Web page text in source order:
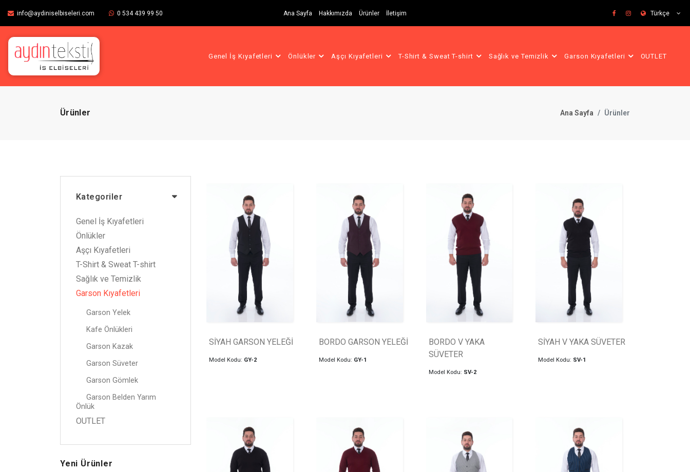
info@aydiniselbiseleri.com 0 534 439 99 50 Ana Sayfa Hakkımızda Ürünler İletişim Türkçe
Genel İş Kıyafetleri Önlükler Aşçı Kıyafetleri T-Shirt & Sweat T-shirt Sağlık ve Temizlik Garson Kıyafetleri OUTLET
Ürünler Ana Sayfa Ürünler
Kategoriler
Genel İş Kıyafetleri
Önlükler
Aşçı Kıyafetleri
T-Shirt & Sweat T-shirt
Sağlık ve Temizlik
Garson Kıyafetleri
Garson Yelek
Kafe Önlükleri
Garson Kazak
Garson Süveter
Garson Gömlek
Garson Belden Yarım
Önlük
OUTLET
Yeni Ürünler
SİYAH GARSON YELEĞİ
Model Kodu: GY-2
BORDO GARSON YELEĞİ
Model Kodu: GY-1
BORDO V YAKA
SÜVETER
Model Kodu: SV-2
SİYAH V YAKA SÜVETER
Model Kodu: SV-1